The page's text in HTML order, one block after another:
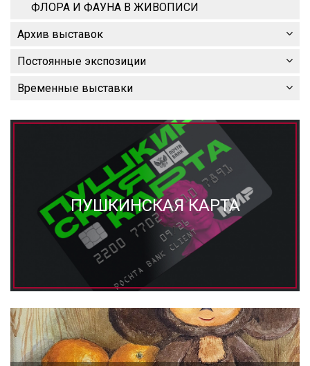
ФЛОРА И ФАУНА В ЖИВОПИСИ
Архив выставок
Постоянные экспозиции
Временные выставки
ПУШКИНСКАЯ КАРТА